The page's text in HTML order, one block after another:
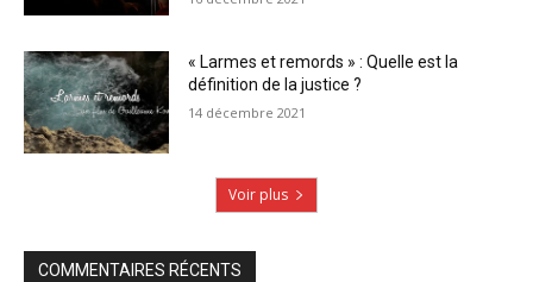
« Larmes et remords » : Quelle est la
définition de la justice ?
14 décembre 2021
Voir plus
COMMENTAIRES RÉCENTS